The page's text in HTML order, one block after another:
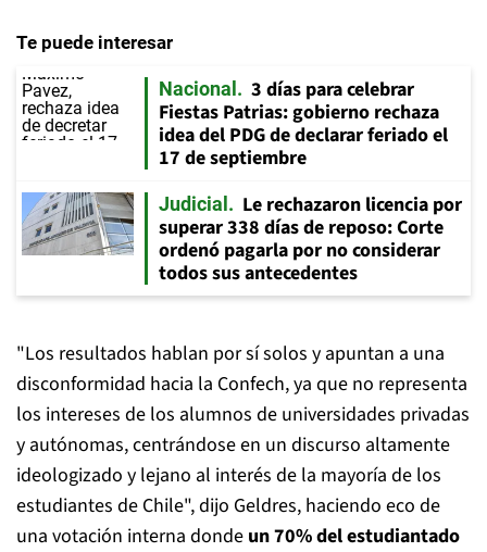
Te puede interesar
Nacional
3 días para celebrar
Fiestas Patrias: gobierno rechaza
idea del PDG de declarar feriado el
17 de septiembre
Judicial
Le rechazaron licencia por
superar 338 días de reposo: Corte
ordenó pagarla por no considerar
todos sus antecedentes
"Los resultados hablan por sí solos y apuntan a una
disconformidad hacia la Confech, ya que no representa
los intereses de los alumnos de universidades privadas
y autónomas, centrándose en un discurso altamente
ideologizado y lejano al interés de la mayoría de los
estudiantes de Chile", dijo Geldres, haciendo eco de
una votación interna donde un 70% del estudiantado